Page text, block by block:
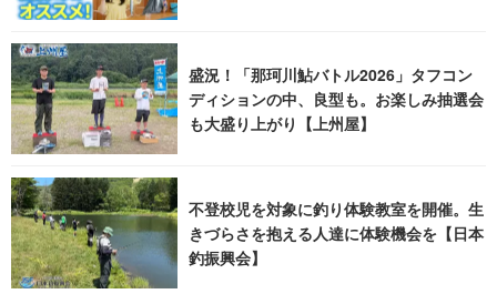
盛況！「那珂川鮎バトル2026」タフコン
ディションの中、良型も。お楽しみ抽選会
も大盛り上がり【上州屋】
不登校児を対象に釣り体験教室を開催。生
きづらさを抱える人達に体験機会を【日本
釣振興会】